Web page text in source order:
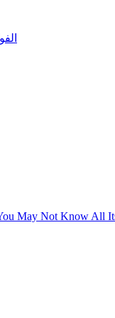
May Not Know All